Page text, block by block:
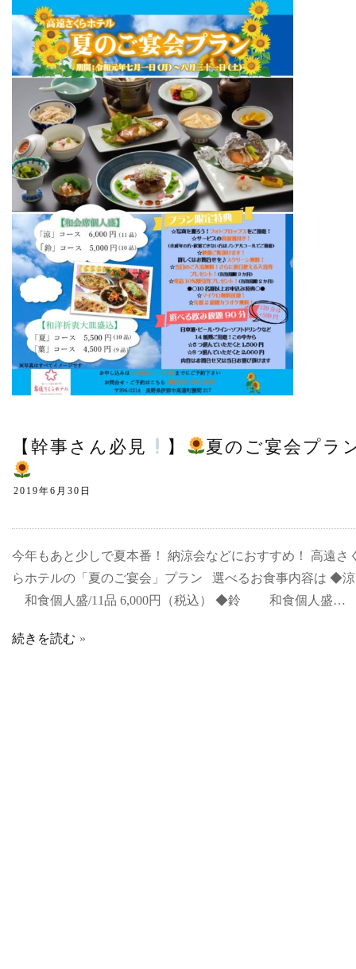
【幹事さん必見 】 夏のご宴会プラ
今年もあと少しで夏本番！ 納涼会などにおすすめ！ 高遠さ
らホテルの「夏のご宴会」プラン 選べるお食事内容は
和食個人盛/11品 6,000円（税込） ◆鈴 和食個人盛…
続きを読む